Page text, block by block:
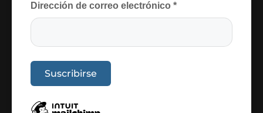
Dirección de correo electrónico *